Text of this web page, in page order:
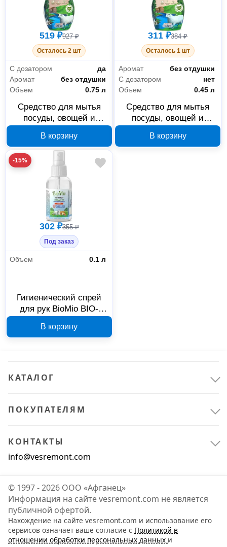
Клининговое оборудование 38
Офис и дом
Снабжение офиса
519 ₽927 ₽
Осталось 2 шт
С дозатором
да
Аромат
без отдушки
Объем
0.75 л
Средство для мытья
посуды, овощей и
CARE 508.26086.0101
В корзину
311 ₽384 ₽
Осталось 1 шт
Аромат
без отдушки
С дозатором
нет
Объем
0.45 л
Средство для мытья
посуды, овощей и
CARE 508.04086.1801
В корзину
-15%
302 ₽355 ₽
Под заказ
Объем 0.1 л
Гигиенический спрей
для рук BioMio BIO-
мл 518.04180.0101
В корзину
КАТАЛОГ
ПОКУПАТЕЛЯМ
КОНТАКТЫ
info@vesremont.com
© 1997 - 2026 ООО «Афганец»
Информация на сайте vesremont.com не является
публичной офертой.
Нахождение на сайте vesremont.com и использование его
сервисов означает ваше согласие с Политикой в
отношении обработки персональных данных и